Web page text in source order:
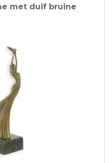
met duif bruine